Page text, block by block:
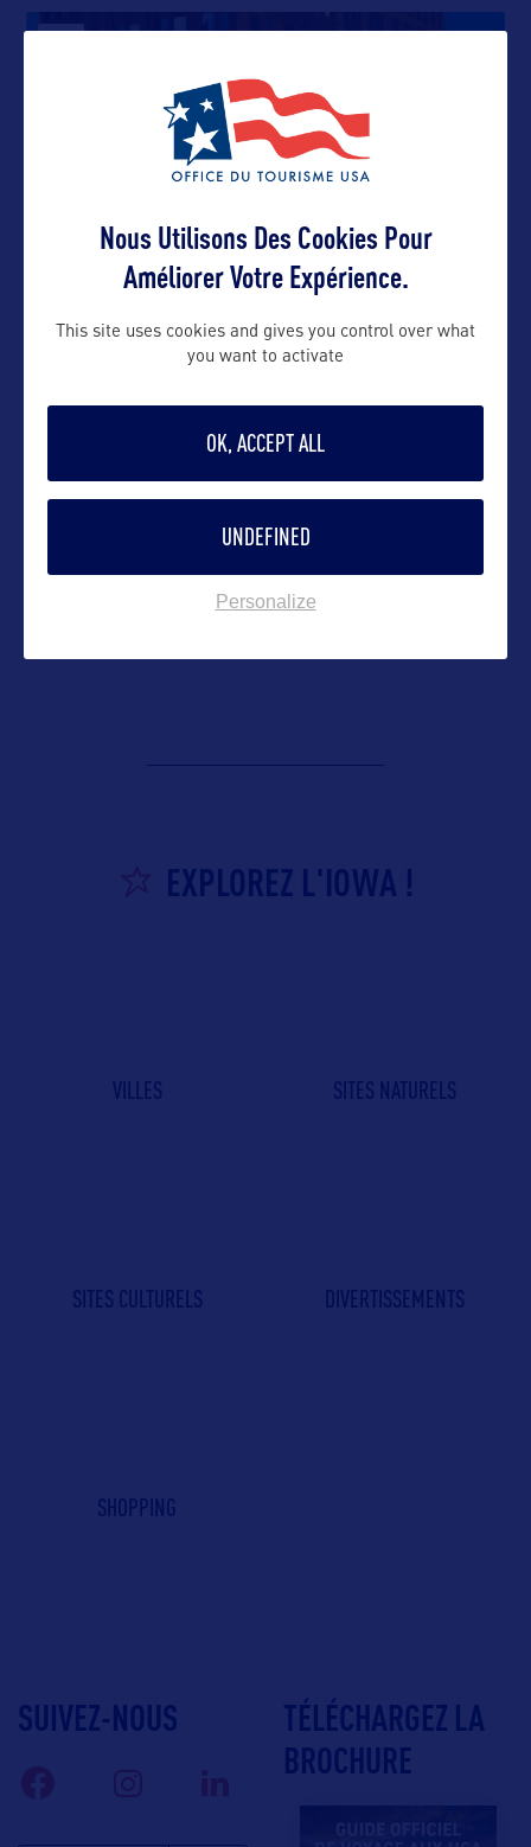
Située à l’extrême nord-ouest de l’Iowa, Sioux City
SHOPPING
EXPLOREZ L'IOWA !
VILLES SITES NATURELS
SITES CULTURELS DIVERTISSEMENTS
SHOPPING
SUIVEZ-NOUS
TÉLÉCHARGEZ LA
BROCHURE
Nous Utilisons Des Cookies Pour
Améliorer Votre Expérience.
This site uses cookies and gives you control over what
you want to activate
OK, ACCEPT ALL
UNDEFINED
Personalize